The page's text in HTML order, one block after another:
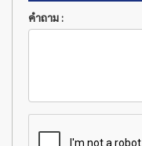
คำถาม :